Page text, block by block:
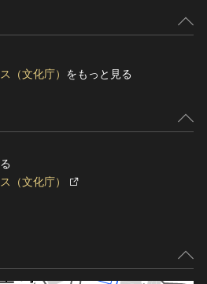
（文化庁） をもっと見る
（文化庁）